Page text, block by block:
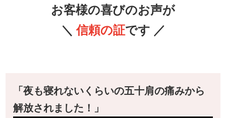
お客様の喜びのお声が
＼信頼の証です ／
「夜も寝れないくらいの五十肩の痛みから
解放されました！」